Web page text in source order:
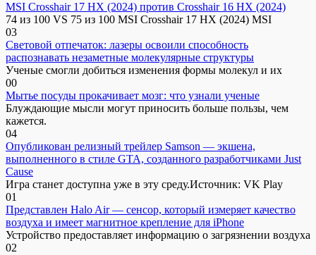
MSI Crosshair 17 HX (2024) против Crosshair 16 HX (2024)
74 из 100 VS 75 из 100 MSI Crosshair 17 HX (2024) MSI
03
Световой отпечаток: лазеры освоили способность
распознавать незаметные молекулярные структуры
Ученые смогли добиться изменения формы молекул и их
00
Мытье посуды прокачивает мозг: что узнали ученые
Блуждающие мысли могут приносить больше пользы, чем
кажется.
04
Опубликован релизный трейлер Samson — экшена,
выполненного в стиле GTA, созданного разработчиками Just
Cause
Игра станет доступна уже в эту среду.Источник: VK Play
01
Представлен Halo Air — сенсор, который измеряет качество
воздуха и имеет магнитное крепление для iPhone
Устройство предоставляет информацию о загрязнении воздуха
02